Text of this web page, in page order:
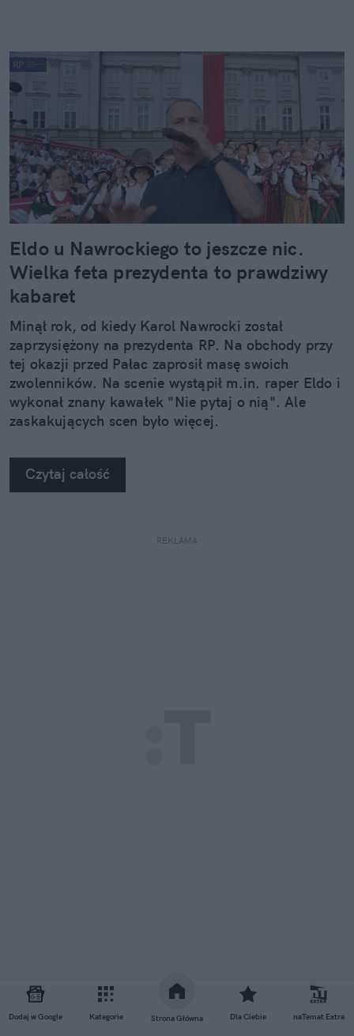
Dodaj w Google Kategorie Strona Główna Dla Ciebie naTemat Extra
Eldo u Nawrockiego to jeszcze nic.
Wielka feta prezydenta to prawdziwy
kabaret
Minął rok, od kiedy Karol Nawrocki został
zaprzysiężony na prezydenta RP. Na obchody przy
tej okazji przed Pałac zaprosił masę swoich
zwolenników. Na scenie wystąpił m.in. raper Eldo i
wykonał znany kawałek "Nie pytaj o nią". Ale
zaskakujących scen było więcej.
Czytaj całość
REKLAMA